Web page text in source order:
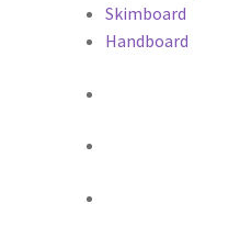
Skimboard
Handboard